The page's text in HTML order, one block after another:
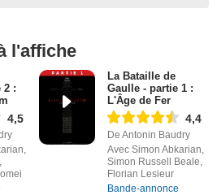
l'affiche
2 :
4,5
La Bataille de
Gaulle - partie 1 :
L'Âge de Fer
4,4
De Antonin Baudry
Avec Simon Abkarian,
Simon Russell Beale,
Florian Lesieur
Bande-annonce